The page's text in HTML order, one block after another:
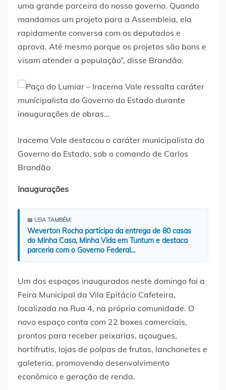
uma grande parceira do nosso governo. Quando
mandamos um projeto para a Assembleia, ela
rapidamente conversa com os deputados e
aprova. Até mesmo porque os projetos são bons e
visam atender a população”, disse Brandão.
Iracema Vale destacou o caráter municipalista do
Governo do Estado, sob o comando de Carlos
Brandão
Inaugurações
📖 LEIA TAMBÉM:
Weverton Rocha participa da entrega de 80 casas
do Minha Casa, Minha Vida em Tuntum e destaca
parceria com o Governo Federal…
Um dos espaços inaugurados neste domingo foi a
Feira Municipal da Vila Epitácio Cafeteira,
localizada na Rua 4, na própria comunidade. O
novo espaço conta com 22 boxes comerciais,
prontos para receber peixarias, açougues,
hortifrutis, lojas de polpas de frutas, lanchonetes e
galeteria, promovendo desenvolvimento
econômico e geração de renda.